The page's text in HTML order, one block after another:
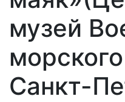
музей
Санкт-